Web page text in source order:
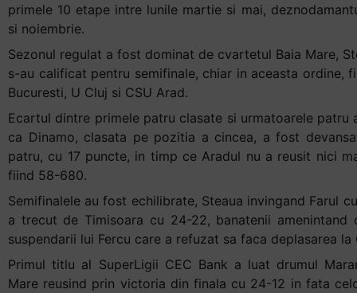
you
navigate
and
interact
with
content.
primele 10 etape intre lunile martie si mai,
si noiembrie.
Sezonul regulat a fost dominat de cvartetul Baia Mare,
s-au calificat pentru semifinale, chiar in aceasta ordine,
Bucuresti, U Cluj si CSU Arad.
Ecartul dintre primele patru clasate si urmatoarele patru
ca Dinamo, clasata pe pozitia a cincea, a fost
patru, cu 17 puncte, in timp ce Aradul nu a reusit nici
fiind 58-680.
Semifinalele au fost echilibrate, Steaua invingand Farul
a trecut de Timisoara cu 24-22, banatenii amenintand
suspendarii lui Fercu care a refuzat sa faca deplasarea la
Primul titlu al SuperLigii CEC Bank a luat drumul
Mare reusind prin victoria din finala cu 24-12 in fata